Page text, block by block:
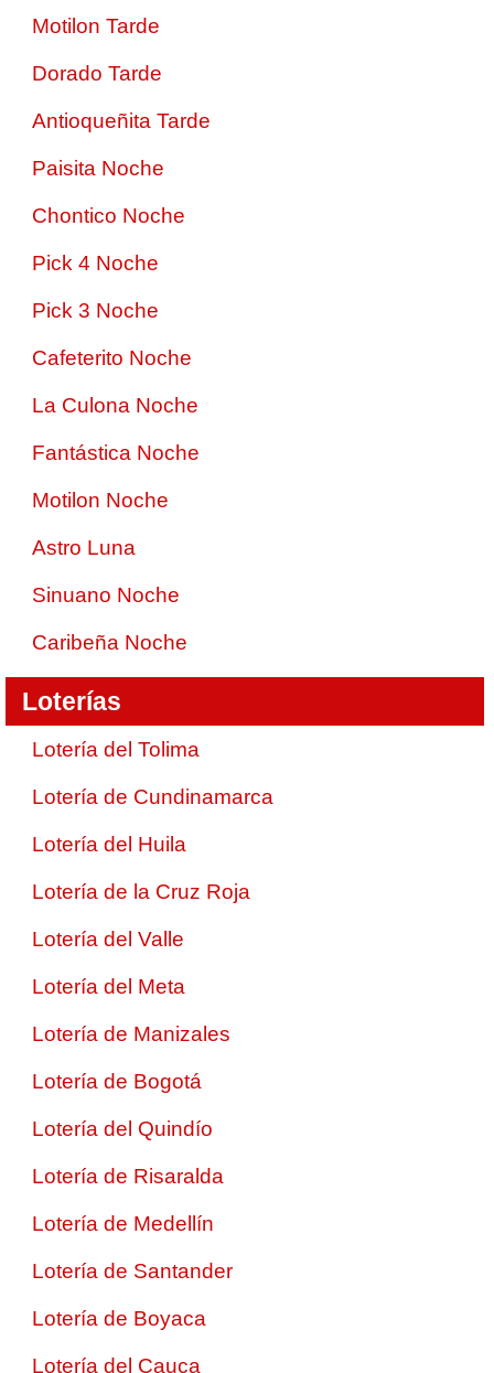
Motilon Tarde
Dorado Tarde
Antioqueñita Tarde
Paisita Noche
Chontico Noche
Pick 4 Noche
Pick 3 Noche
Cafeterito Noche
La Culona Noche
Fantástica Noche
Motilon Noche
Astro Luna
Sinuano Noche
Caribeña Noche
Loterías
Lotería del Tolima
Lotería de Cundinamarca
Lotería del Huila
Lotería de la Cruz Roja
Lotería del Valle
Lotería del Meta
Lotería de Manizales
Lotería de Bogotá
Lotería del Quindío
Lotería de Risaralda
Lotería de Medellín
Lotería de Santander
Lotería de Boyaca
Lotería del Cauca